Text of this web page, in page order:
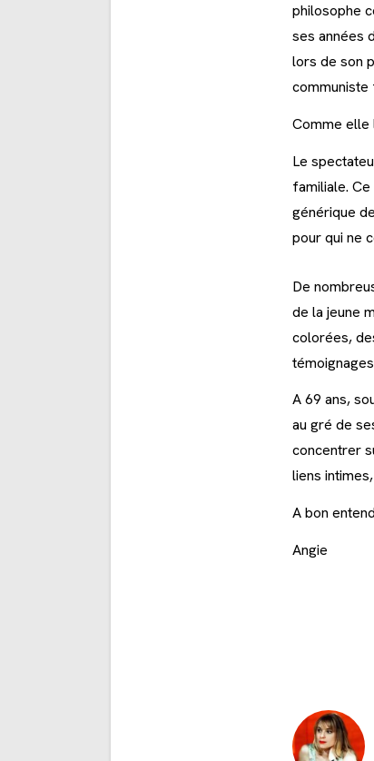
philosophe
ses années
lors de son
communiste
Comme elle
Le
familiale. Ce
générique
pour qui ne
De
de la jeune
colorées,
A 69 ans,
au gré de
concentrer
liens
A bon
Angie